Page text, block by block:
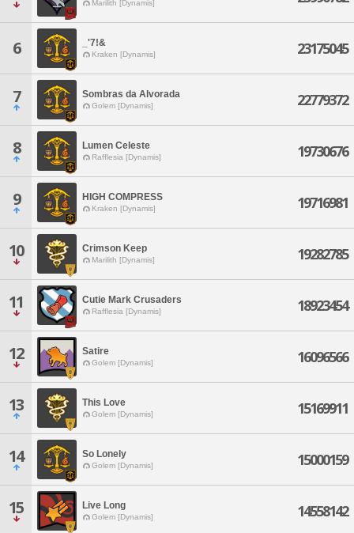
Marilith [Dynamis]
6 _'7!&
Kraken [Dynamis] 23175045
7 Sombras da Alvorada
Golem [Dynamis] 22779372
8 Lumen Celeste
Rafflesia [Dynamis] 19730676
9 HIGH COMPRESS
Kraken [Dynamis] 19716981
10 Crimson Keep
Marilith [Dynamis] 19282785
11 Cutie Mark Crusaders
Rafflesia [Dynamis] 18923454
12 Satire
Golem [Dynamis] 16096566
13 This Love
Golem [Dynamis] 15169911
14 So Lonely
Golem [Dynamis] 15000159
15 Live Long
Golem [Dynamis] 14558142